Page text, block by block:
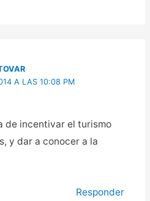
A LAS 10:08 PM
de incentivar el turismo
y dar a conocer a la
Responder